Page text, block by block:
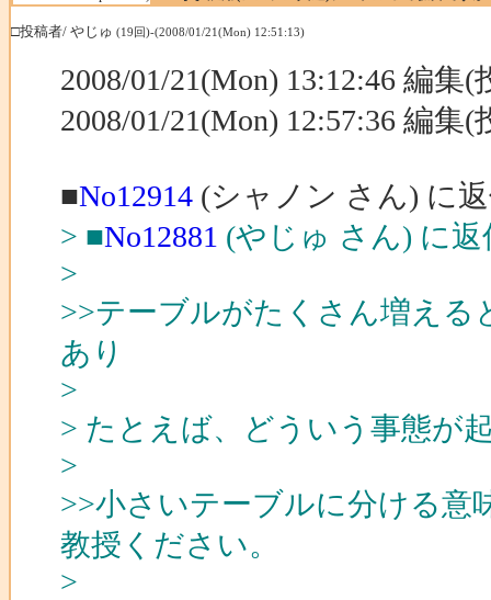
□投稿者/ やじゅ (19回)-(2008/01/21(Mon) 12:51:13)
2008/01/21(Mon) 13:12:46 編集(
2008/01/21(Mon) 12:57:36 編集(
■No12914 (シャノン さん) に
> ■No12881 (やじゅ さん) に返
>
>>テーブルがたくさん増え
あり
>
> たとえば、どういう事態が
>
>>小さいテーブルに分ける
教授ください。
>